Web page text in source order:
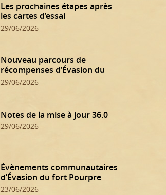
Les prochaines étapes après
les cartes d’essai
29/06/2026
Nouveau parcours de
récompenses d’Évasion du
fort Pourpre
29/06/2026
Notes de la mise à jour 36.0
29/06/2026
Évènements communautaires
d’Évasion du fort Pourpre
23/06/2026